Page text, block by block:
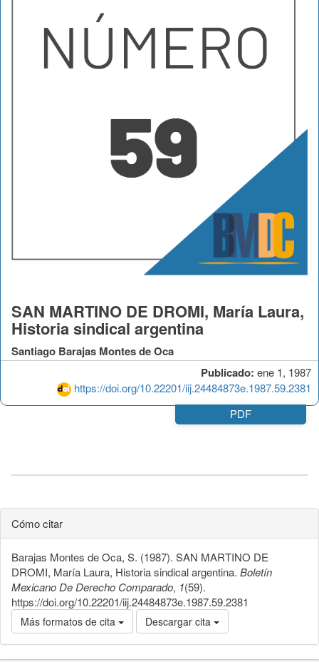
Publicado: ene 1, 1987
https://doi.org/10.22201/iij.24484873e.1987.59.2381
SAN MARTINO DE DROMI, María Laura,
Historia sindical argentina
Santiago Barajas Montes de Oca
PDF
Cómo citar
Barajas Montes de Oca, S. (1987). SAN MARTINO DE
DROMI, María Laura, Historia sindical argentina. Boletín
Mexicano De Derecho Comparado, 1(59).
https://doi.org/10.22201/iij.24484873e.1987.59.2381
Más formatos de cita Descargar cita